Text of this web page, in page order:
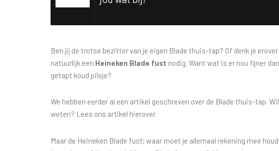
Ben jij de trotse bezitter van je eigen Blade thuis-tap? Of denk je
natuurlijk een Heineken Blade fust nodig. Want wat is er nou fijner
getapt koud pilsje?
We hebben eerder al een artikel geschreven over de Blade thuis-tap.
weten? Lees ons artikel hierover.
Maar de Heineken Blade fust; waar moet je allemaal rekening mee